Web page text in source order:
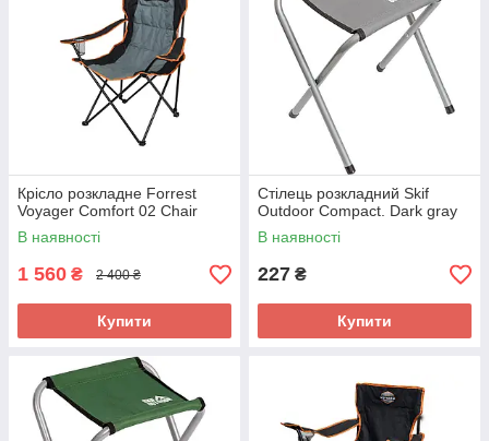
Крісло розкладне Forrest
Voyager Comfort 02 Chair
В наявності
1 560 ₴ 2 400 ₴
Купити
Стілець розкладний Skif
Outdoor Compact. Dark gray
В наявності
227 ₴
Купити